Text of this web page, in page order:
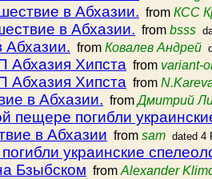
в Абхазии. from КСС
в Абхазии. from bsss
Абхазии. from Ковалев Андрей
Абхазия Хипста from variant-
Абхазия Хипста from
в Абхазии. fromДмитрий
пещере погибли
в Абхазии from sam dated 4
украинские
Бзыбском from Alexander